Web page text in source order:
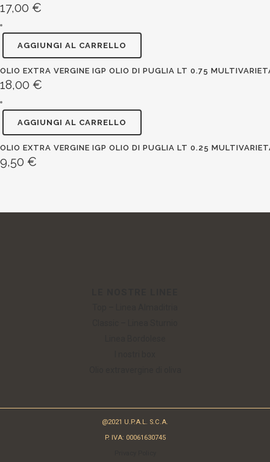
17,00 €
AGGIUNGI AL CARRELLO
OLIO EXTRA VERGINE IGP OLIO DI PUGLIA LT 0.75
18,00 €
AGGIUNGI AL CARRELLO
OLIO EXTRA VERGINE IGP OLIO DI PUGLIA LT 0.25
9,50 €
@2021 U.P.A.L. S.C.A.
P. IVA: 00061630745